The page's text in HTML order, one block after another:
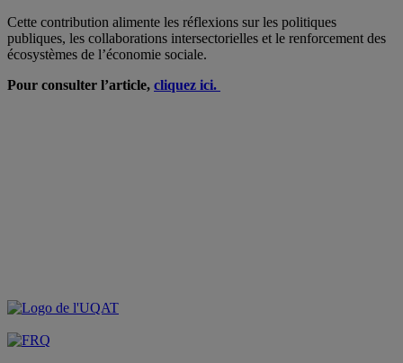
Cette contribution alimente les réflexions sur les politiques
publiques, les collaborations intersectorielles et le renforcement des
écosystèmes de l’économie sociale.
Pour consulter l’article, cliquez ici.